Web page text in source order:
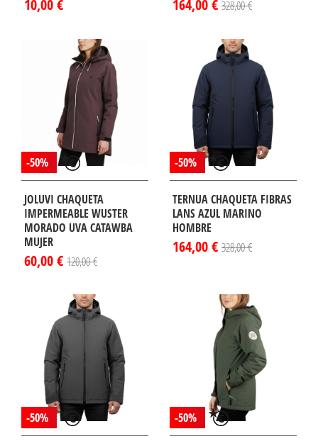
10,00 € 164,00 € 328,00 €
-50%
JOLUVI CHAQUETA
IMPERMEABLE WUSTER
MORADO UVA CATAWBA
MUJER
60,00 € 120,00 €
-50%
TERNUA CHAQUETA FIBRAS
LANS AZUL MARINO
HOMBRE
164,00 € 328,00 €
-50% -50%